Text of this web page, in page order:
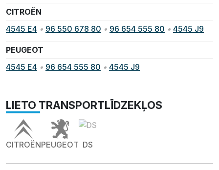
CITROËN
4545 E4 • 96 550 678 80 • 96 654 555 80 • 4545 J9
PEUGEOT
4545 E4 • 96 654 555 80 • 4545 J9
LIETO TRANSPORTLĪDZEKĻOS
CITROËNPEUGEOT DS